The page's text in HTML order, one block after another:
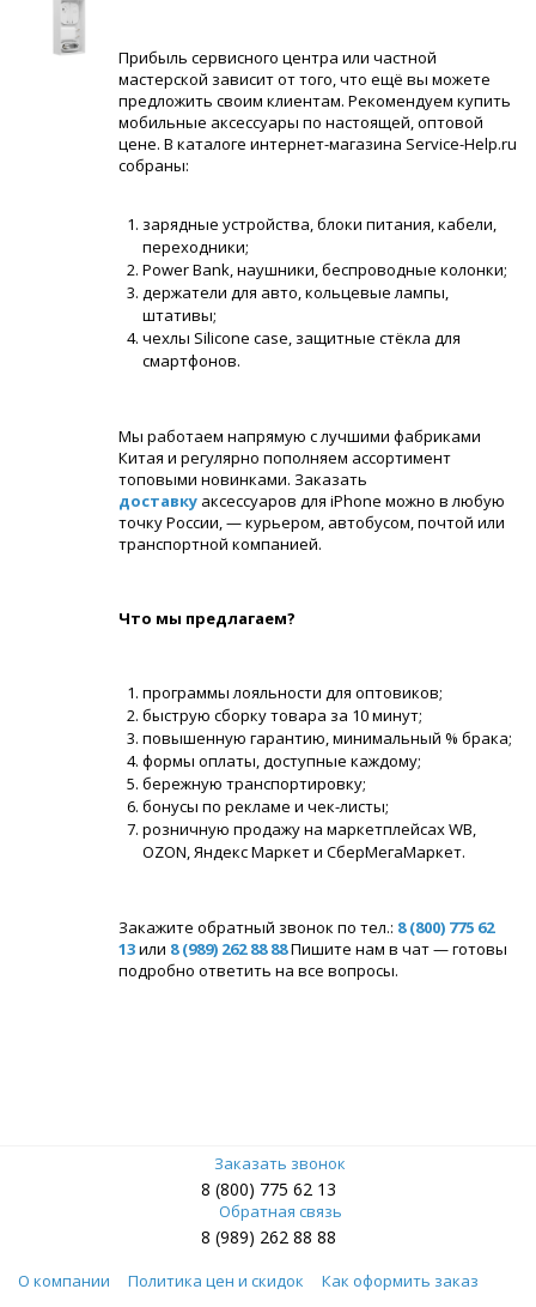
Прибыль сервисного центра или частной
мастерской зависит от того, что ещё вы можете
предложить своим клиентам. Рекомендуем купить
мобильные аксессуары по настоящей, оптовой
цене. В каталоге интернет-магазина Service-Help.ru
собраны:
зарядные устройства, блоки питания, кабели,
переходники;
Power Bank, наушники, беспроводные колонки;
держатели для авто, кольцевые лампы,
штативы;
чехлы Silicone case, защитные стёкла для
смартфонов.
Мы работаем напрямую с лучшими фабриками
Китая и регулярно пополняем ассортимент
топовыми новинками. Заказать
доставку аксессуаров для iPhone можно в любую
точку России, — курьером, автобусом, почтой или
транспортной компанией.
Что мы предлагаем?
программы лояльности для оптовиков;
быструю сборку товара за 10 минут;
повышенную гарантию, минимальный % брака;
формы оплаты, доступные каждому;
бережную транспортировку;
бонусы по рекламе и чек-листы;
розничную продажу на маркетплейсах WB,
OZON, Яндекс Маркет и СберМегаМаркет.
Закажите обратный звонок по тел.: 8 (800) 775 62
13или 8 (989) 262 88 88Пишите нам в чат — готовы
подробно ответить на все вопросы.
Заказать звонок
8 (800) 775 62 13
Обратная связь
8 (989) 262 88 88
О компании Политика цен и скидок
Как оформить заказ